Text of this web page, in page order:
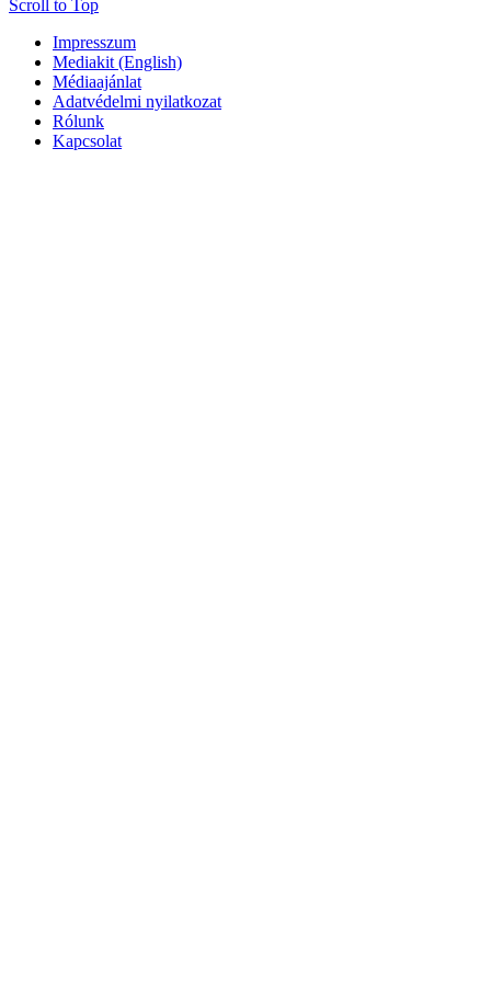
Scroll to Top
Impresszum
Mediakit (English)
Médiaajánlat
Adatvédelmi nyilatkozat
Rólunk
Kapcsolat